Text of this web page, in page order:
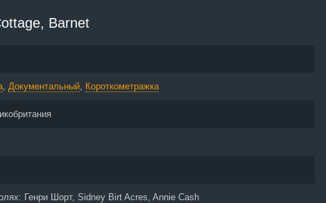
Barnet
, Документальный, Короткометражка
Генри Шорт, Sidney Birt Acres, Annie Cash
Мелодрамы